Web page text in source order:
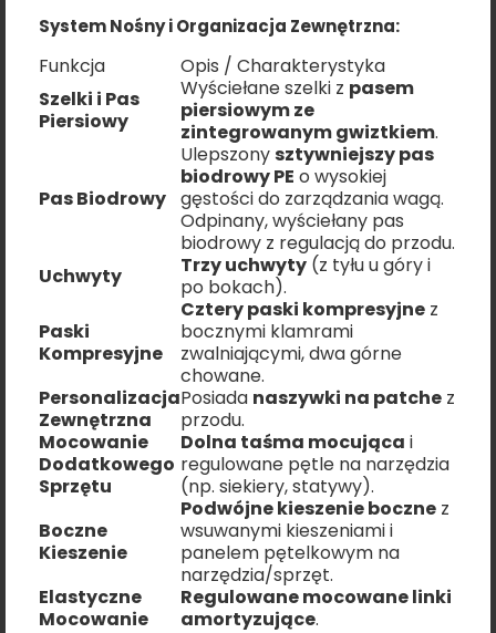
System Nośny i Organizacja Zewnętrzna:
Funkcja
Opis / Charakterystyka
Szelki i Pas
Piersiowy
Wyściełane szelki z pasem
piersiowym ze
zintegrowanym gwiztkiem.
Pas Biodrowy
Ulepszony sztywniejszy pas
biodrowy PE o wysokiej
gęstości do zarządzania wagą.
Odpinany, wyściełany pas
biodrowy z regulacją do przodu.
Uchwyty
Trzy uchwyty (z tyłu u góry i
po bokach).
Paski
Kompresyjne
Cztery paski kompresyjne z
bocznymi klamrami
zwalniającymi, dwa górne
chowane.
Personalizacja
Zewnętrzna
Posiada naszywki na patche z
przodu.
Mocowanie
Dodatkowego
Sprzętu
Dolna taśma mocująca i
regulowane pętle na narzędzia
(np. siekiery, statywy).
Boczne
Kieszenie
Podwójne kieszenie boczne z
wsuwanymi kieszeniami i
panelem pętelkowym na
narzędzia/sprzęt.
Elastyczne
Mocowanie
Regulowane mocowane linki
amortyzujące.